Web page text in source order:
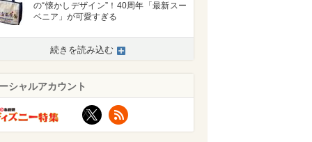
の“懐かしデザイン”！40周年「最新スー
ベニア」が可愛すぎる
続きを読み込む
シャルアカウント
X